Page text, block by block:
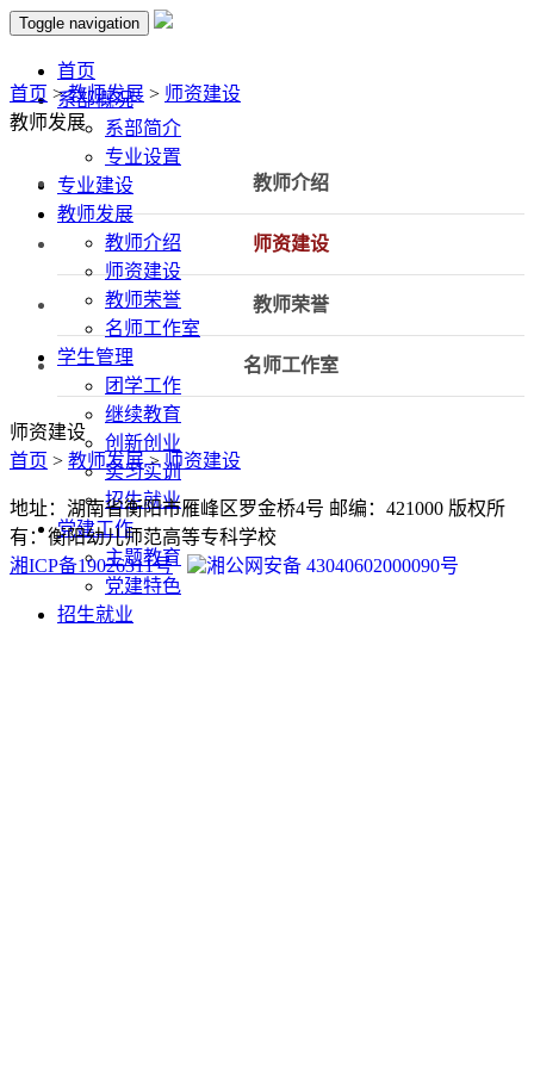
Toggle navigation
首页
系部概况
系部简介
专业设置
专业建设
教师发展
教师介绍
师资建设
教师荣誉
名师工作室
学生管理
团学工作
继续教育
创新创业
实习实训
招生就业
党建工作
主题教育
党建特色
招生就业
首页 >教师发展 > 师资建设
教师发展
教师介绍
师资建设
教师荣誉
名师工作室
师资建设
首页 > 教师发展>师资建设
地址：湖南省衡阳市雁峰区罗金桥4号 邮编：421000 版权所
有：衡阳幼儿师范高等专科学校
湘ICP备19026311号
湘公网安备 43040602000090号